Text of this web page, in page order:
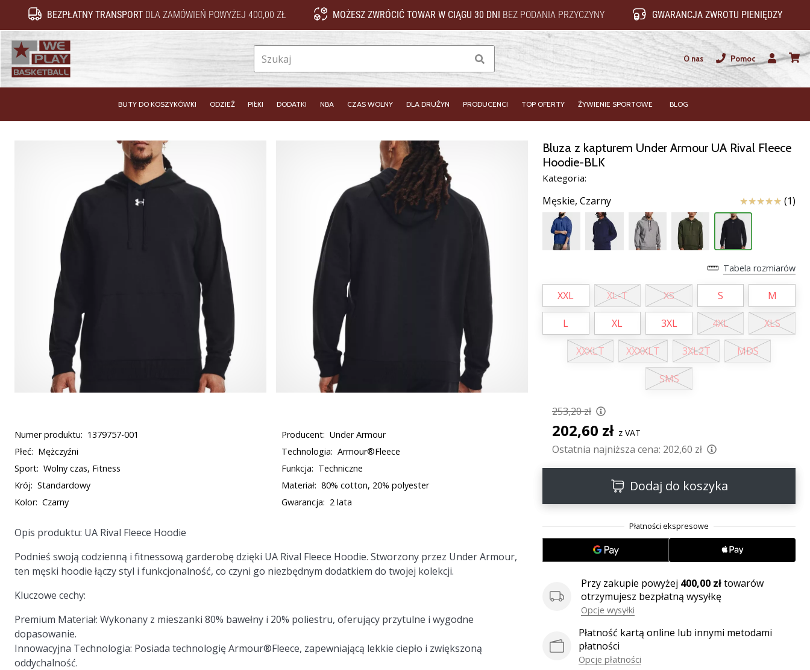
BEZPŁATNY TRANSPORT DLA ZAMÓWIEŃ POWYŻEJ 400,00 ZŁ MOŻESZ ZWRÓCIĆ TOWAR W CIĄGU 30 DNI BEZ PODANIA PRZYCZYNY GWARANCJA ZWROTU PIENIĘDZY
Szukaj O nas
Pomoc
Użytkownik
BUTY DO KOSZYKÓWKI ODZIEŻ PIŁKI DODATKI NBA CZAS WOLNY DLA DRUŻYN PRODUCENCI TOP OFERTY ŻYWIENIE SPORTOWE BLOG
Bluza z kapturem Under Armour UA Rival Fleece
Hoodie-BLK
Kategoria:
Męskie, Czarny Ocena (1)
Tabela rozmiarów
XXL XL-T XS S M
L XL 3XL 4XL XLS
XXXLT XXXXLT 3XL2T MDS
SMS
253,20 zł
202,60 zł z VAT
Ostatnia najniższa cena: 202,60 zł
Dodaj do koszyka
Przy zakupie powyżej 400,00 złtowarów
otrzymujesz bezpłatną wysyłkę
Opcje wysyłki
Płatność kartą online lub innymi metodami
płatności
Opcje płatności
Numer produktu: 1379757-001 Producent: Under Armour
Płeć: Mężczyźni Technologia: Armour®Fleece
Sport: Wolny czas, Fitness Funkcja: Techniczne
Krój: Standardowy Materiał: 80% cotton, 20% polyester
Kolor: Czarny Gwarancja: 2 lata
Opis produktu: UA Rival Fleece Hoodie
Podnieś swoją codzienną i fitnessową garderobę dzięki UA Rival Fleece Hoodie. Stworzony przez Under Armour,
ten męski hoodie łączy styl i funkcjonalność, co czyni go niezbędnym dodatkiem do twojej kolekcji.
Kluczowe cechy:
Premium Materiał: Wykonany z mieszanki 80% bawełny i 20% poliestru, oferujący przytulne i wygodne
dopasowanie.
Innowacyjna Technologia: Posiada technologię Armour®Fleece, zapewniającą lekkie ciepło i zwiększoną
oddychalność.